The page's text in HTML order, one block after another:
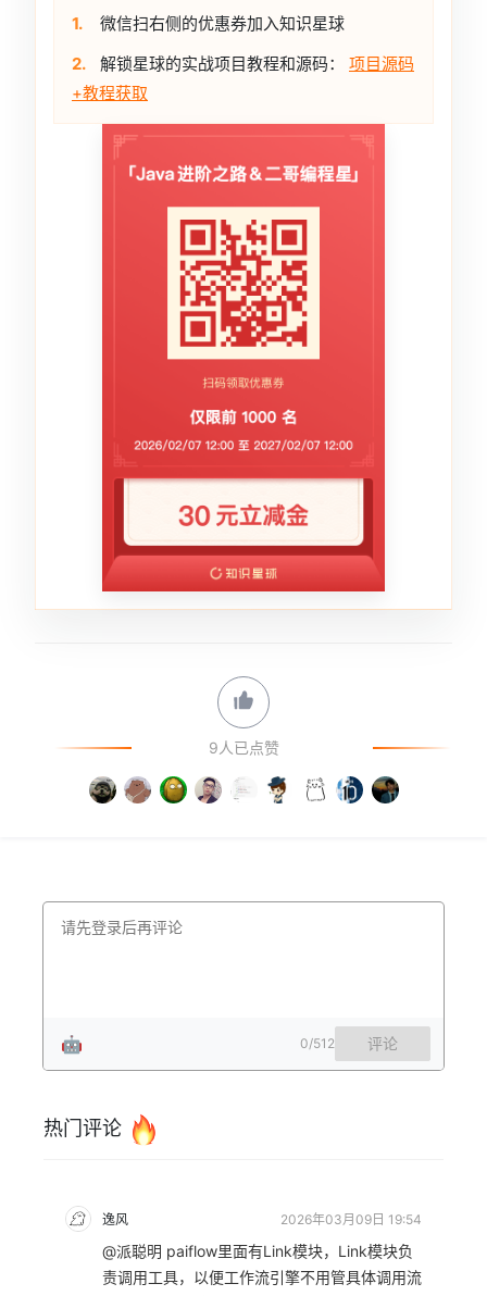
1.
微信扫右侧的优惠券加入知识星球
2.
解锁星球的实战项目教程和源码： 项目源码
+教程获取
9人已点赞
🤖 0/512 评论
热门评论
逸风 2026年03月09日 19:54
@派聪明 paiflow里面有Link模块，Link模块负
责调用工具，以便工作流引擎不用管具体调用流